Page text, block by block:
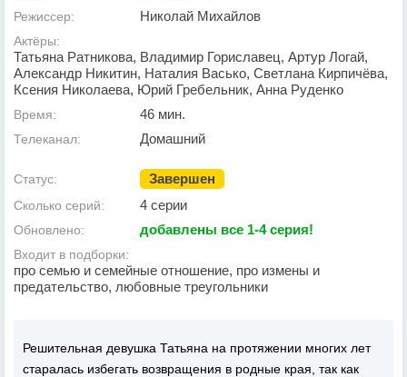
Режиссер: Николай Михайлов
Актёры:
Татьяна Ратникова, Владимир Гориславец, Артур Логай,
Александр Никитин, Наталия Васько, Светлана Кирпичёва,
Ксения Николаева, Юрий Гребельник, Анна Руденко
Время: 46 мин.
Телеканал: Домашний
Статус: Завершен
Сколько серий: 4 серии
Обновлено: добавлены все 1-4 серия!
Входит в подборки:
про семью и семейные отношение, про измены и
предательство, любовные треугольники
Решительная девушка Татьяна на протяжении многих лет
старалась избегать возвращения в родные края, так как